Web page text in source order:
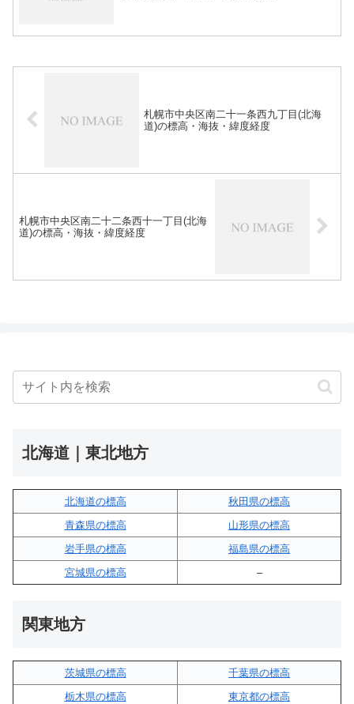
札幌市中央区南二十一条西九丁目(北海
道)の標高・海抜・緯度経度
札幌市中央区南二十二条西十一丁目(北海
道)の標高・海抜・緯度経度
北海道｜東北地方
北海道の標高
秋田県の標高
青森県の標高
山形県の標高
岩手県の標高
福島県の標高
宮城県の標高
–
関東地方
茨城県の標高
千葉県の標高
栃木県の標高
東京都の標高